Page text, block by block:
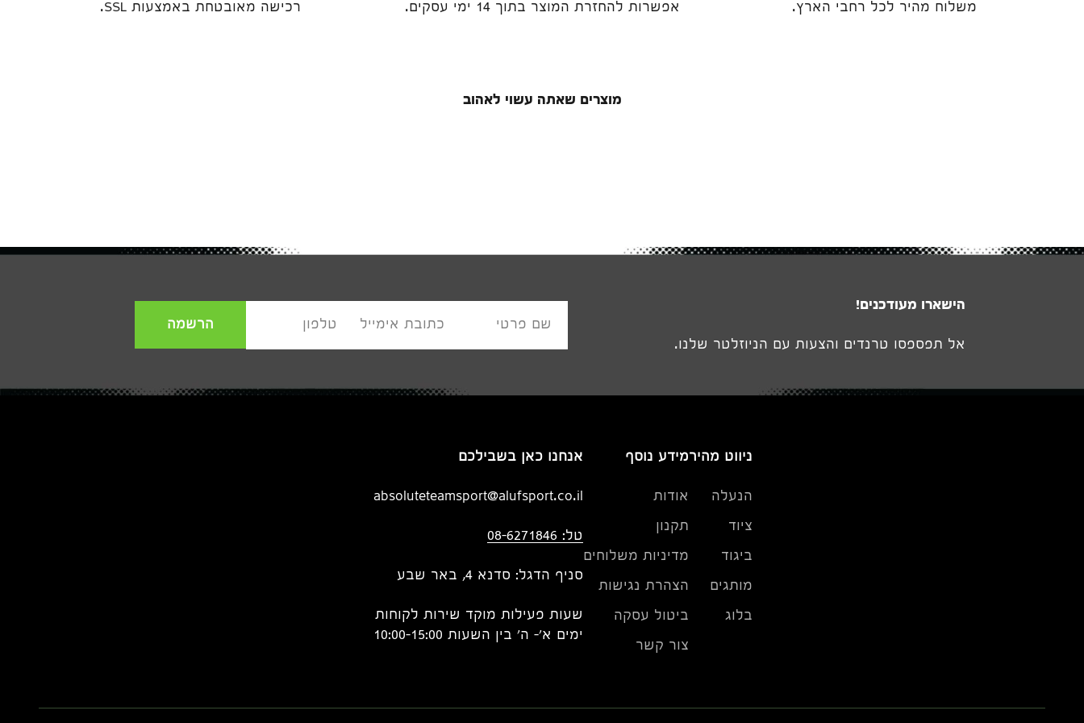
משלוח מהיר לכל רחבי הארץ. אפשרות להחזרת המוצר בתוך 14 ימי עסקים. רכישה מאובטחת באמצעות SSL.
מוצרים שאתה עשוי לאהוב
הישארו מעודכנים!
אל תפספסו טרנדים והצעות עם הניוזלטר שלנו.
שם פרטי כתובת אימייל טלפון הרשמה
ניווט מהיר
הנעלה
ציוד
ביגוד
מותגים
בלוג
מידע נוסף
אודות
תקנון
מדיניות משלוחים
הצהרת נגישות
ביטול עסקה
צור קשר
אנחנו כאן בשבילכם
absoluteteamsport@alufsport.co.il
טל: 08-6271846
סניף הדגל: סדנא 4, באר שבע
שעות פעילות מוקד שירות לקוחות
ימים א'- ה' בין השעות 10:00-15:00